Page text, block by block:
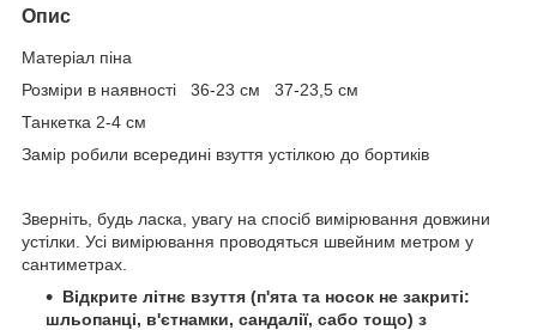
Опис
Матеріал піна
Розміри в наявності 36-23 см 37-23,5 см
Танкетка 2-4 см
Замір робили всередині взуття устілкою до бортиків
Зверніть, будь ласка, увагу на спосіб вимірювання довжини
устілки. Усі вимірювання проводяться швейним метром у
сантиметрах.
Відкрите літнє взуття (п'ята та носок не закриті:
шльопанці, в'єтнамки, сандалії, сабо тощо) з